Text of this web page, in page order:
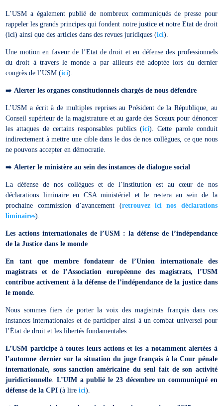
L’USM a également publié de nombreux communiqués de presse pour
rappeler les grands principes qui fondent notre justice et notre Etat de droit
(ici) ainsi que des articles dans des revues juridiques (ici).
Une motion en faveur de l’Etat de droit et en défense des professionnels
du droit à travers le monde a par ailleurs été adoptée lors du dernier
congrès de l’USM (ici).
➡️Alerter les organes constitutionnels chargés de nous défendre
L’USM a écrit à de multiples reprises au Président de la République, au
Conseil supérieur de la magistrature et au garde des Sceaux pour dénoncer
les attaques de certains responsables publics (ici). Cette parole conduit
indirectement à mettre une cible dans le dos de nos collègues, ce que nous
ne pouvons accepter en démocratie.
➡️Alerter le ministère au sein des instances de dialogue social
La défense de nos collègues et de l’institution est au cœur de nos
déclarations liminaire en CSA ministériel et le restera au sein de la
prochaine commission d’avancement (retrouvez ici nos déclarations
liminaires).
Les actions internationales de l’USM : la défense de l’indépendance
de la Justice dans le monde
En tant que membre fondateur de l’Union internationale des
magistrats et de l’Association européenne des magistrats, l’USM
contribue activement à la défense de l’indépendance de la justice dans
le monde.
Nous sommes fiers de porter la voix des magistrats français dans ces
instances internationales et de participer ainsi à un combat universel pour
l’État de droit et les libertés fondamentales.
L’USM participe à toutes leurs actions et les a notamment alertées à
l’automne dernier sur la situation du juge français à la Cour pénale
internationale, sous sanction américaine du seul fait de son activité
juridictionnelle. L’UIM a publié le 23 décembre un communiqué en
défense de la CPI(à lireici).